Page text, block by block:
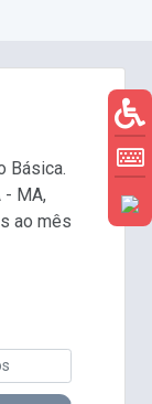
Básica.
- MA,
ao mês